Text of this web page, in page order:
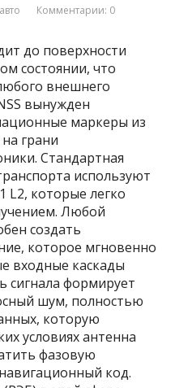
Комментарии: 0
до поверхности
состоянии, что
внешнего
вынужден
маркеры из
грани
Стандартная
используют
L2, которые легко
Любой
создать
которое мгновенно
входные каскады
сигнала формирует
шум, полностью
которую
условиях антенна
фазовую
код.